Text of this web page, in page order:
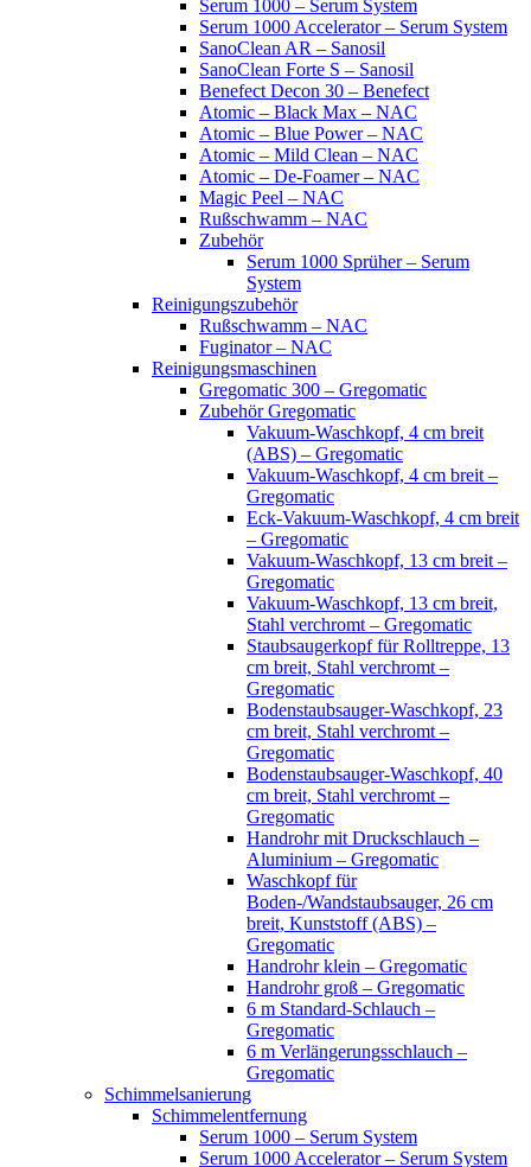
Serum 1000 – Serum System
Serum 1000 Accelerator – Serum System
SanoClean AR – Sanosil
SanoClean Forte S – Sanosil
Benefect Decon 30 – Benefect
Atomic – Black Max – NAC
Atomic – Blue Power – NAC
Atomic – Mild Clean – NAC
Atomic – De-Foamer – NAC
Magic Peel – NAC
Rußschwamm – NAC
Zubehör
Serum 1000 Sprüher – Serum
System
Reinigungszubehör
Rußschwamm – NAC
Fuginator – NAC
Reinigungsmaschinen
Gregomatic 300 – Gregomatic
Zubehör Gregomatic
Vakuum-Waschkopf, 4 cm breit
(ABS) – Gregomatic
Vakuum-Waschkopf, 4 cm breit –
Gregomatic
Eck-Vakuum-Waschkopf, 4 cm breit
– Gregomatic
Vakuum-Waschkopf, 13 cm breit –
Gregomatic
Vakuum-Waschkopf, 13 cm breit,
Stahl verchromt – Gregomatic
Staubsaugerkopf für Rolltreppe, 13
cm breit, Stahl verchromt –
Gregomatic
Bodenstaubsauger-Waschkopf, 23
cm breit, Stahl verchromt –
Gregomatic
Bodenstaubsauger-Waschkopf, 40
cm breit, Stahl verchromt –
Gregomatic
Handrohr mit Druckschlauch –
Aluminium – Gregomatic
Waschkopf für
Boden-/Wandstaubsauger, 26 cm
breit, Kunststoff (ABS) –
Gregomatic
Handrohr klein – Gregomatic
Handrohr groß – Gregomatic
6 m Standard-Schlauch –
Gregomatic
6 m Verlängerungsschlauch –
Gregomatic
Schimmelsanierung
Schimmelentfernung
Serum 1000 – Serum System
Serum 1000 Accelerator – Serum System